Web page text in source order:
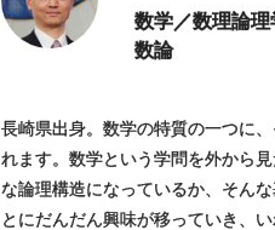
数学／数理論
数論
長崎県出身。数学の特質の一つに
れます。数学という学問を外から
な論理構造になっているか、そん
とにだんだん興味が移っていき、い